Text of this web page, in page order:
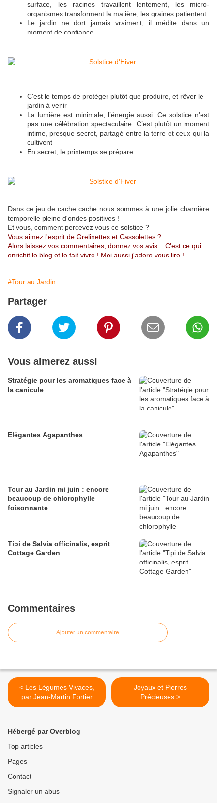
surface, les racines travaillent lentement, les micro-
organismes transforment la matière, les graines patientent.
Le jardin ne dort jamais vraiment, il médite dans un
moment de confiance
C'est le temps de protéger plutôt que produire, et rêver le
jardin à venir
La lumière est minimale, l’énergie aussi. Ce solstice n'est
pas une célébration spectaculaire. C’est plutôt un moment
intime, presque secret, partagé entre la terre et ceux qui la
cultivent
En secret, le printemps se prépare
Dans ce jeu de cache cache nous sommes à une jolie charnière
temporelle pleine d'ondes positives !
Et vous, comment percevez vous ce solstice ?
Vous aimez l'esprit de Grelinettes et Cassolettes ?
Alors laissez vos commentaires, donnez vos avis... C'est ce qui
enrichit le blog et le fait vivre ! Moi aussi j'adore vous lire !
#Tour au Jardin
Partager
Vous aimerez aussi
Stratégie pour les aromatiques face à
la canicule
Elégantes Agapanthes
Tour au Jardin mi juin : encore
beaucoup de chlorophylle
foisonnante
Tipi de Salvia officinalis, esprit
Cottage Garden
Commentaires
Ajouter un commentaire
< Les Légumes Vivaces,
par Jean-Martin Fortier
Joyaux et Pierres
Précieuses >
Hébergé par Overblog
Top articles
Pages
Contact
Signaler un abus